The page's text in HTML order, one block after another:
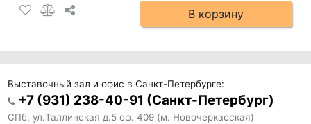
В корзину
Выставочный зал и офис в Санкт-Петербурге:
+7 (931) 238-40-91 (Санкт-Петербург)
СПб, ул.Таллинская д.5 оф. 409 (м. Новочеркасская)